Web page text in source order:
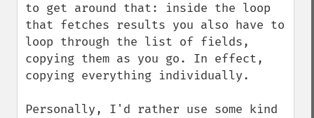
to get around that: inside the loop
that fetches results you also have to
loop through the list of fields,
copying them as you go. In effect,
copying everything individually.
Personally, I'd rather use some kind